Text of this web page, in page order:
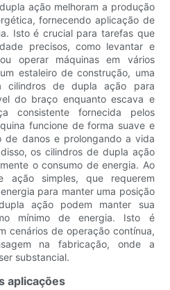
ação melhoram a produção
fornecendo aplicação de
Isto é crucial para tarefas que
precisos, como levantar e
operar máquinas em vários
estaleiro de construção, uma
cilindros de dupla ação para
do braço enquanto escava e
consistente fornecida pelos
funcione de forma suave e
de danos e prolongando a vida
os cilindros de dupla ação
o consumo de energia. Ao
ação simples, que requerem
para manter uma posição
ação podem manter sua
mínimo de energia. Isto é
cenários de operação contínua,
na fabricação, onde a
substancial.
aplicações